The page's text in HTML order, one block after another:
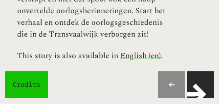
onvertelde oorlogsherinneringen. Start het
verhaal en ontdek de oorlogsgeschiedenis
die in de Transvaalwijk verborgen zit!
This story is also available in English (en).
Credits